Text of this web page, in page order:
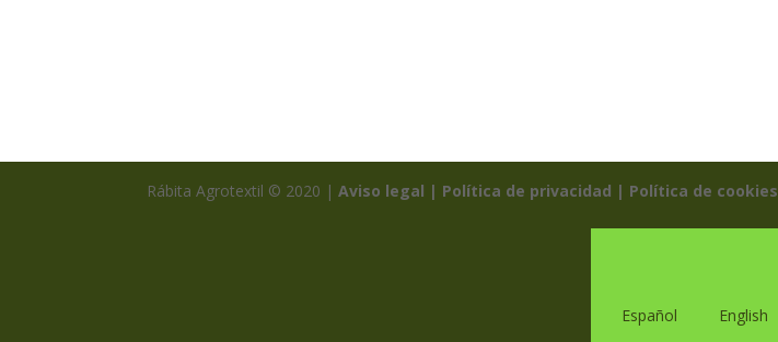
Rábita Agrotextil © 2020 |Aviso legal | Política de privacidad | Política de cookies
Español English